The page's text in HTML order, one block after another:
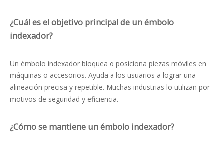
¿Cuál es el objetivo principal de un émbolo
indexador?
Un émbolo indexador bloquea o posiciona piezas móviles en
máquinas o accesorios. Ayuda a los usuarios a lograr una
alineación precisa y repetible. Muchas industrias lo utilizan por
motivos de seguridad y eficiencia.
¿Cómo se mantiene un émbolo indexador?